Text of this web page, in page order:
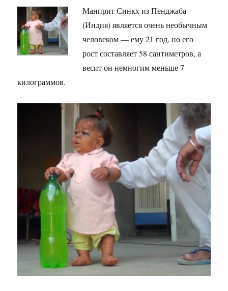
Манприт Синкх из Пенджаба
(Индия) является очень необычным
человеком — ему 21 год, но его
рост составляет 58 сантиметров, а
весит он немногим меньше 7
килограммов.